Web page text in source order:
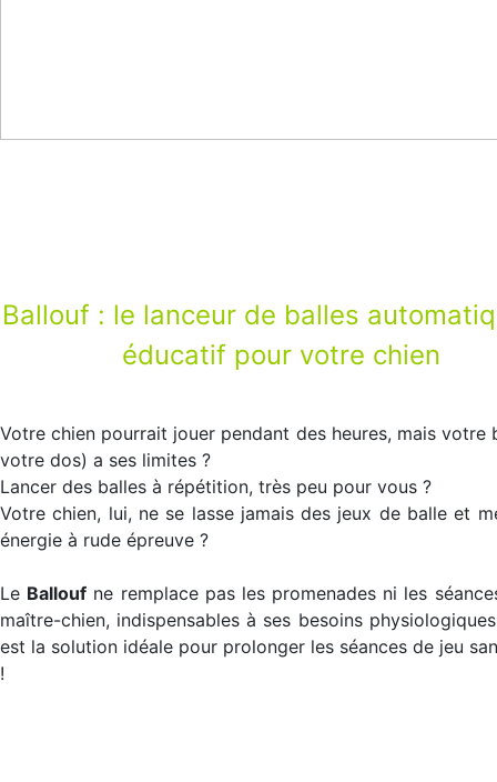
Ballouf : le lanceur de balles automati
éducatif pour votre chien
Votre chien pourrait jouer pendant des heures, mais votre
votre dos) a ses limites ?
Lancer des balles à répétition, très peu pour vous ?
Votre chien, lui, ne se lasse jamais des jeux de balle et
énergie à rude épreuve ?
Le Ballouf ne remplace pas les promenades ni les
maître-chien, indispensables à ses besoins
est la solution idéale pour prolonger les séances de jeu
!